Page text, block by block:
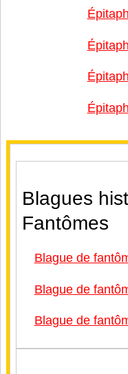
Blagues
Fantômes
Blague de
Blague de
Blague de